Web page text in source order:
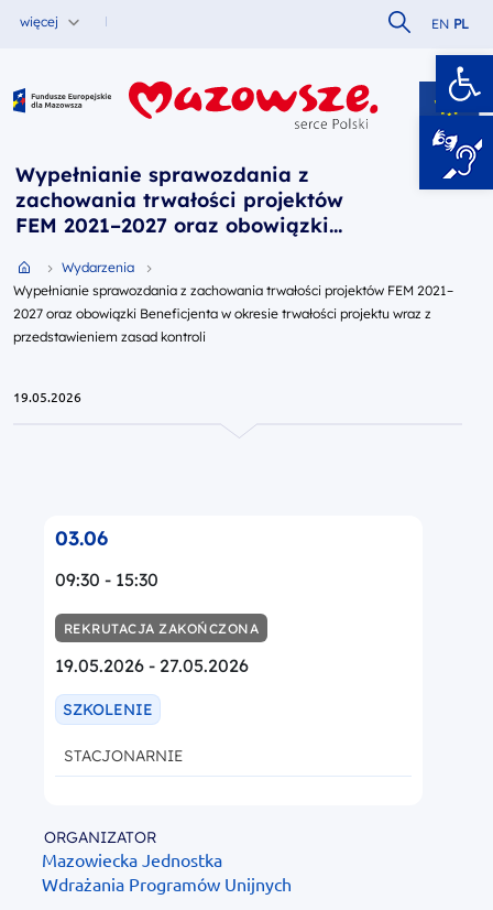
więcej Szukaj w
EN PL
Fundusze Europejskie dla Mazowsza
Wypełnianie sprawozdania z
zachowania trwałości projektów
FEM 2021–2027 oraz obowiązki
projektu wraz z przedstawieniem
zasad kontroli
Przejdź do strony głównej portalu
Wydarzenia
Wypełnianie sprawozdania z zachowania trwałości projektów FEM 2021–
2027 oraz obowiązki Beneficjenta w okresie trwałości projektu wraz z
przedstawieniem zasad kontroli
19.05.2026
03.06
09:30 - 15:30
REKRUTACJA ZAKOŃCZONA
19.05.2026 - 27.05.2026
SZKOLENIE
STACJONARNIE
ORGANIZATOR
Mazowiecka Jednostka
Wdrażania Programów Unijnych